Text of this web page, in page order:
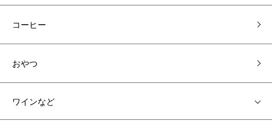
コーヒー
おやつ
ワインなど